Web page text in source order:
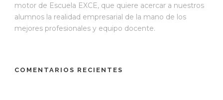
motor de Escuela EXCE, que quiere acercar a nuestros
alumnos la realidad empresarial de la mano de los
mejores profesionales y equipo docente.
COMENTARIOS RECIENTES